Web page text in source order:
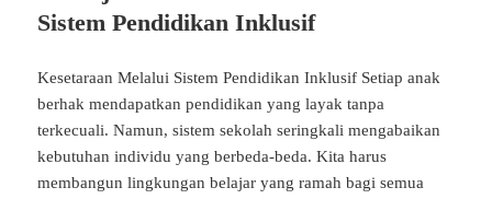
Sistem Pendidikan Inklusif
Kesetaraan Melalui Sistem Pendidikan Inklusif Setiap anak
berhak mendapatkan pendidikan yang layak tanpa
terkecuali. Namun, sistem sekolah seringkali mengabaikan
kebutuhan individu yang berbeda-beda. Kita harus
membangun lingkungan belajar yang ramah bagi semua